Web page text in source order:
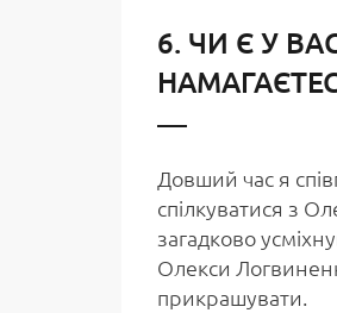
6. ЧИ Є У
Довший час я
спілкуватися з
загадково
Олекси
прикрашувати.